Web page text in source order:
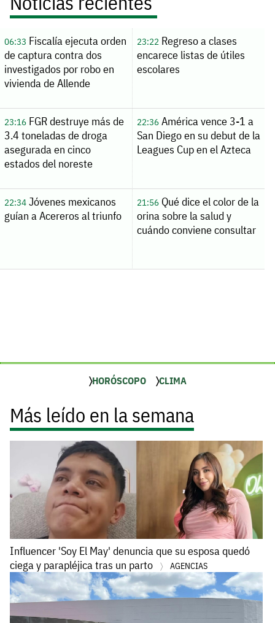
06:33 Fiscalía ejecuta orden
de captura contra dos
investigados por robo en
vivienda de Allende
23:22Regreso a clases
encarece listas de útiles
escolares
23:16FGR destruye más de
3.4 toneladas de droga
asegurada en cinco
estados del noreste
22:36América vence 3-1 a
San Diego en su debut de la
Leagues Cup en el Azteca
22:34Jóvenes mexicanos
guían a Acereros al triunfo
21:56Qué dice el color de la
orina sobre la salud y
cuándo conviene consultar
HORÓSCOPO CLIMA
Más leído en la semana
Influencer 'Soy El May' denuncia que su esposa quedó
ciega y parapléjica tras un parto
AGENCIAS